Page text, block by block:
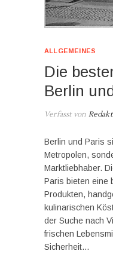
ALLGEMEINES
Die
Berlin
Verfasst von
Berlin und Paris
Metropolen,
Marktliebhaber.
Paris bieten eine
Produkten,
kulinarischen
der Suche nach
frischen
Sicherheit…